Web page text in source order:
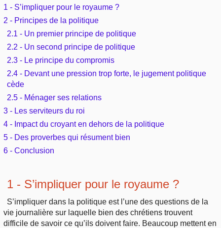
Autres sites chrétiens
Outils
Au sujet de la Bible
Études et commentaires par passage
Versets Classés
Lecture Journalière
La Bible
L'Évangile, le Salut
Mort, résurrection
L'Église, l'Assemblée
Prophétie
Sanctification
Mariage, famille
Sujets de A à Z
Personnages bibliques
Édification
COURS Bibliques - GUIDES de lecture
Rechercher dans le site
Sujets de A à Z
Ouvrages de A à Z
Auteurs de A à Z
Rechercher dans la Bible
Études et commentaires par passage
Sommaires
Aperçus Livres de la Bible
Autres FAQ
1 - S’impliquer pour le royaume ?
2 - Principes de la politique
2.1 - Un premier principe de politique
2.2 - Un second principe de politique
2.3 - Le principe du compromis
2.4 - Devant une pression trop forte, le jugement politique
cède
2.5 - Ménager ses relations
3 - Les serviteurs du roi
4 - Impact du croyant en dehors de la politique
5 - Des proverbes qui résument bien
6 - Conclusion
1 - S’impliquer pour le royaume ?
S’impliquer dans la politique est l’une des questions de la
vie journalière sur laquelle bien des chrétiens trouvent
difficile de savoir ce qu’ils doivent faire. Beaucoup mettent en